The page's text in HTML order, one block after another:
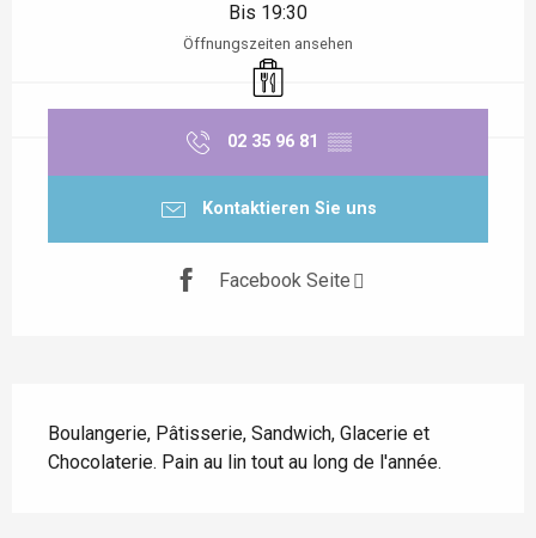
Bis 19:30
Öffnungszeiten ansehen
Verkauf zum Mitnehmen
02 35 96 81 ▒▒
Kontaktieren Sie uns
Facebook Seite
Boulangerie, Pâtisserie, Sandwich, Glacerie et
Chocolaterie. Pain au lin tout au long de l'année.